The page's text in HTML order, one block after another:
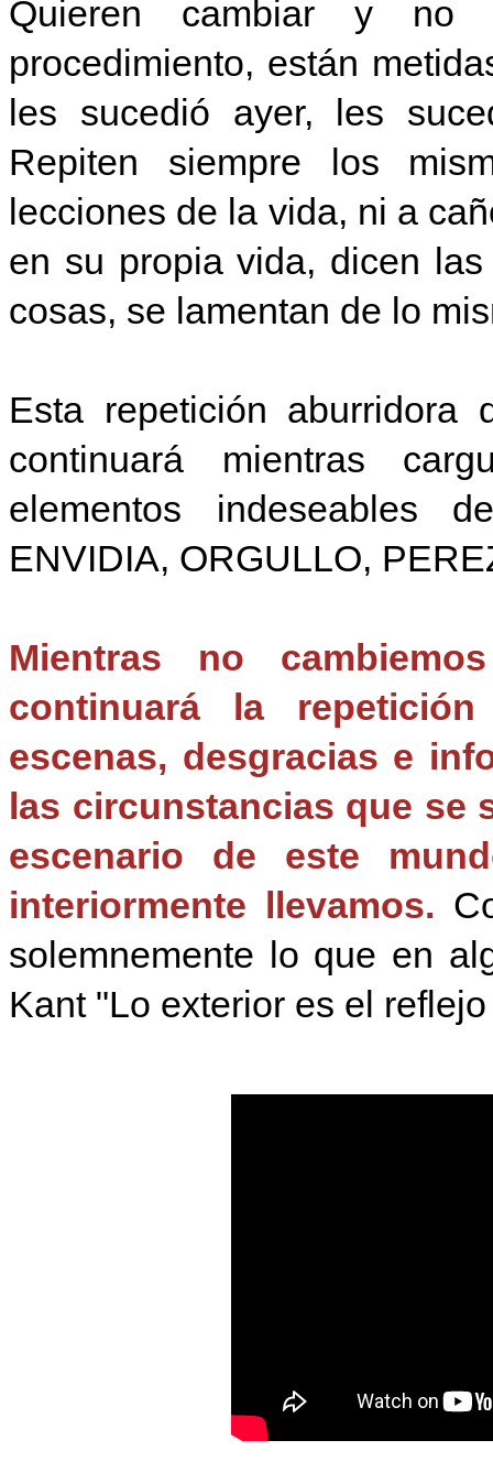
Quieren cambiar y no
procedimiento, están
les sucedió ayer, les
Repiten siempre los
lecciones de la vida, ni a
en su propia vida, dicen
cosas, se lamentan de lo
Esta repetición aburridora
continuará mientras
elementos indeseables
ENVIDIA, ORGULLO,
Mientras no
continuará la
escenas, desgracias e
las circunstancias que se
escenario de este
interiormente llevamos.
solemnemente lo que en
Kant "Lo exterior es el